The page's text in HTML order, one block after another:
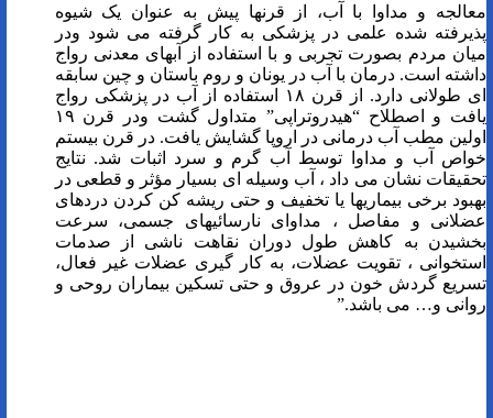
معالجه و مداوا با آب، از قرنها پیش به عنوان یک شیوه
پذیرفته شده علمی در پزشکی به کار گرفته می شود ودر
میان مردم بصورت تجربی و با استفاده از آبهای معدنی رواج
داشته است. درمان با آب در یونان و روم باستان و چین سابقه
ای طولانی دارد. از قرن ۱۸ استفاده از آب در پزشکی رواج
یافت و اصطلاح “هیدروتراپی” متداول گشت ودر قرن ۱۹
اولین مطب آب درمانی در اروپا گشایش یافت. در قرن بیستم
خواص آب و مداوا توسط آب گرم و سرد اثبات شد. نتایج
تحقیقات نشان می داد ، آب وسیله ای بسیار مؤثر و قطعی در
بهبود برخی بیماریها یا تخفیف و حتی ریشه کن کردن دردهای
عضلانی و مفاصل ، مداوای نارسائیهای جسمی، سرعت
بخشیدن به کاهش طول دوران نقاهت ناشی از صدمات
استخوانی ، تقویت عضلات، به کار گیری عضلات غیر فعال،
تسریع گردش خون در عروق و حتی تسکین بیماران روحی و
روانی و… می باشد.”